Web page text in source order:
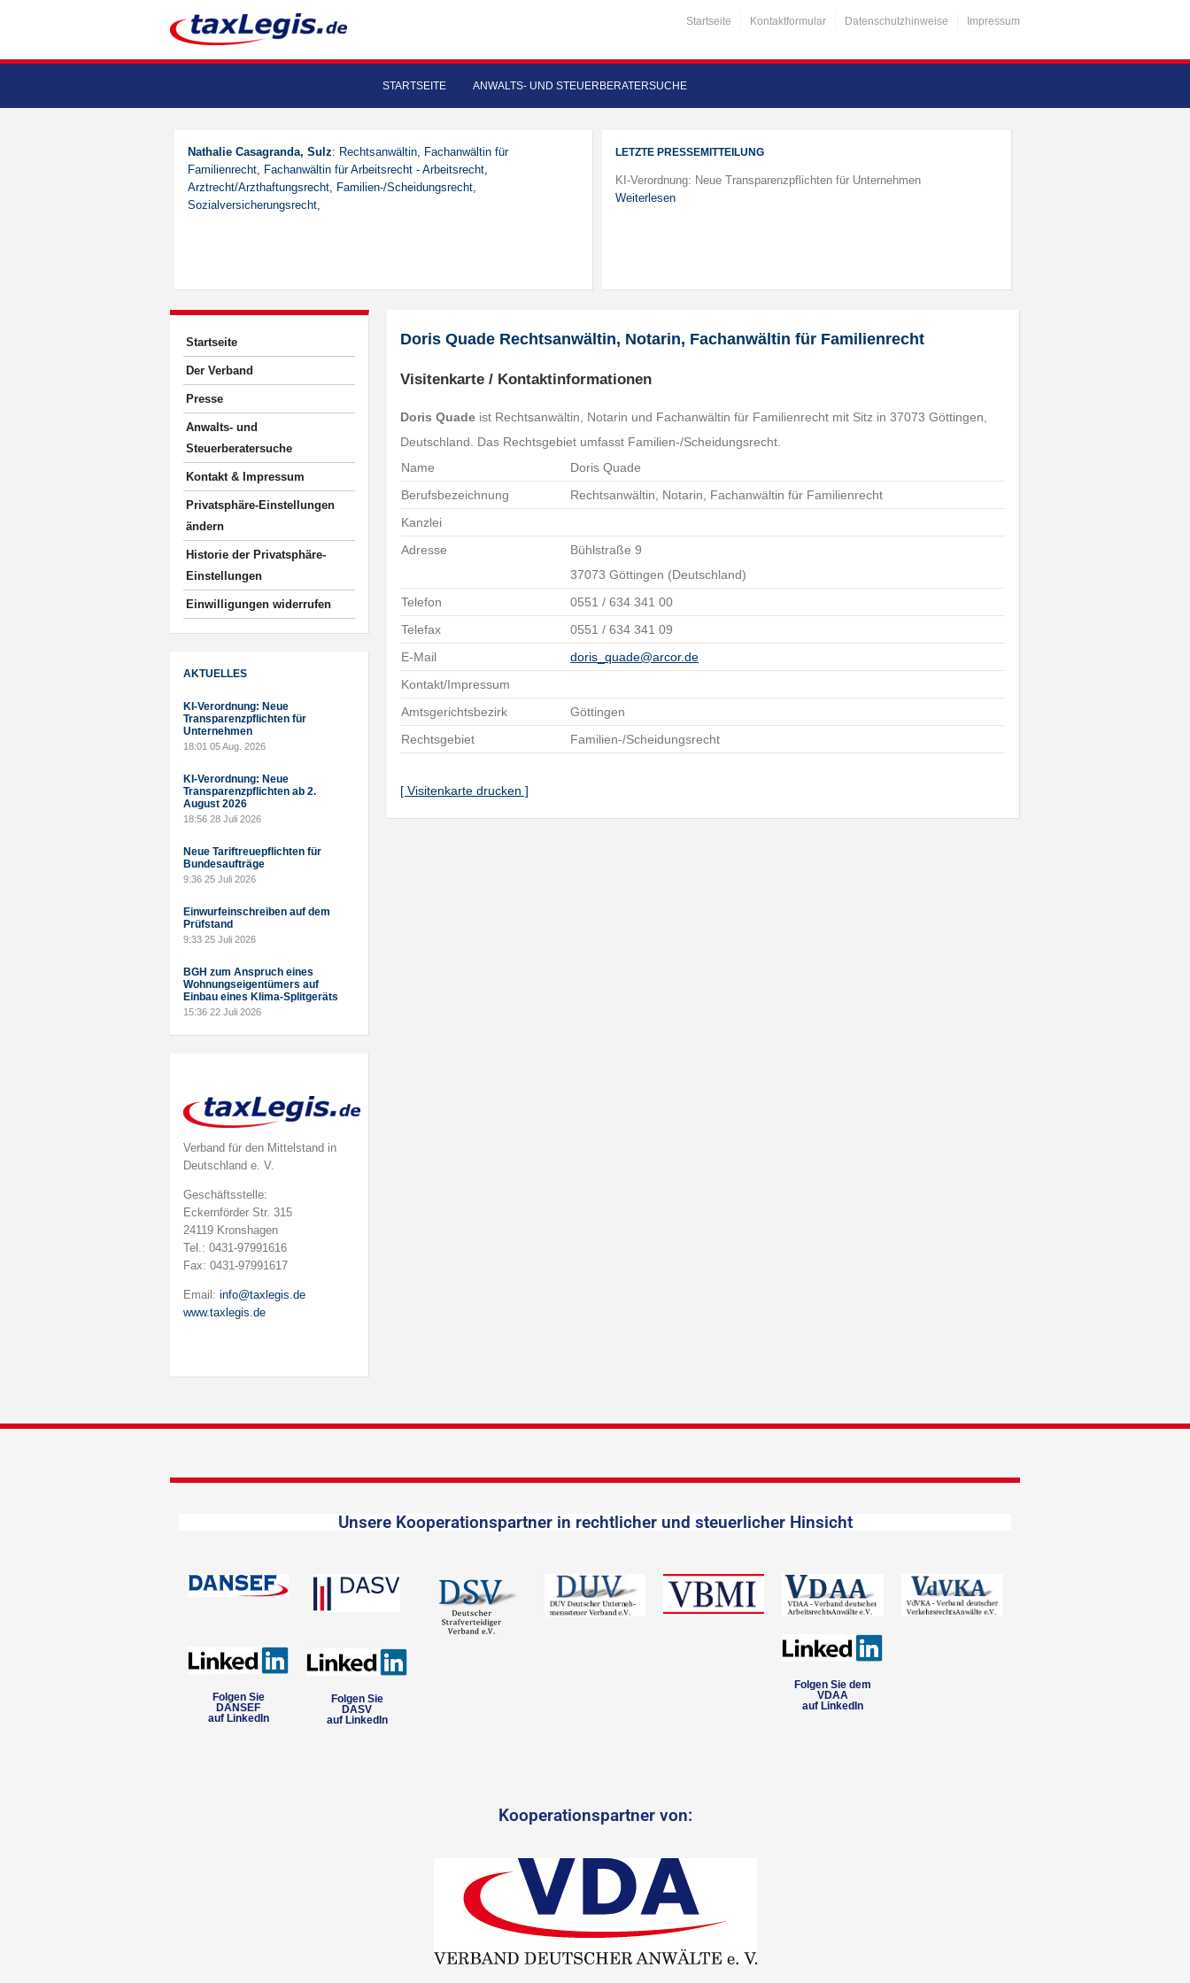
Startseite Kontaktformular Datenschutzhinweise Impressum
STARTSEITE ANWALTS- UND STEUERBERATERSUCHE
Nathalie Casagranda, Sulz: Rechtsanwältin, Fachanwältin für
Familienrecht, Fachanwältin für Arbeitsrecht - Arbeitsrecht,
Arztrecht/Arzthaftungsrecht, Familien-/Scheidungsrecht,
Sozialversicherungsrecht,
LETZTE PRESSEMITTEILUNG
KI-Verordnung: Neue Transparenzpflichten für Unternehmen
Weiterlesen
Startseite
Der Verband
Presse
Anwalts- und
Steuerberatersuche
Kontakt & Impressum
Privatsphäre-Einstellungen
ändern
Historie der Privatsphäre-
Einstellungen
Einwilligungen widerrufen
AKTUELLES
KI-Verordnung: Neue
Transparenzpflichten für
Unternehmen
18:01 05 Aug. 2026
KI-Verordnung: Neue
Transparenzpflichten ab 2.
August 2026
18:56 28 Juli 2026
Neue Tariftreuepflichten für
Bundesaufträge
9:36 25 Juli 2026
Einwurfeinschreiben auf dem
Prüfstand
9:33 25 Juli 2026
BGH zum Anspruch eines
Wohnungseigentümers auf
Einbau eines Klima-Splitgeräts
15:36 22 Juli 2026
Verband für den Mittelstand in
Deutschland e. V.
Geschäftsstelle:
Eckernförder Str. 315
24119 Kronshagen
Tel.: 0431-97991616
Fax: 0431-97991617
Email: info@taxlegis.de
www.taxlegis.de
Doris Quade Rechtsanwältin, Notarin, Fachanwältin für Familienrecht
Visitenkarte / Kontaktinformationen
Doris Quade ist Rechtsanwältin, Notarin und Fachanwältin für Familienrecht mit Sitz in 37073 Göttingen,
Deutschland. Das Rechtsgebiet umfasst Familien-/Scheidungsrecht.
Name
Doris Quade
Berufsbezeichnung
Rechtsanwältin, Notarin, Fachanwältin für Familienrecht
Kanzlei
Adresse
Bühlstraße 9
37073 Göttingen (Deutschland)
Telefon
0551 / 634 341 00
Telefax
0551 / 634 341 09
E-Mail
doris_quade@arcor.de
Kontakt/Impressum
Amtsgerichtsbezirk
Göttingen
Rechtsgebiet
Familien-/Scheidungsrecht
[ Visitenkarte drucken ]
Unsere Kooperationspartner in rechtlicher und steuerlicher Hinsicht
Folgen Sie
DANSEF
auf LinkedIn
Folgen Sie
DASV
auf LinkedIn
Folgen Sie dem
VDAA
auf LinkedIn
Kooperationspartner von: